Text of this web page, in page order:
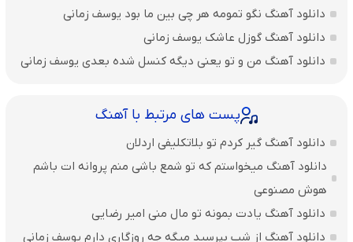
دانلود آهنگ نگو تمومه هر چی بین ما بود یوسف زمانی
دانلود آهنگ گوزل عاشک یوسف زمانی
دانلود آهنگ من و تو یعنی دیگه کنسل شده بعدی یوسف زمانی
پست های مرتبط با آهنگ
دانلود آهنگ گیر کردم تو بلاتکلیفی اردلان
دانلود آهنگ میخواستم که تو شمع باشی منم پروانه ات باشم
هوش مصنوعی
دانلود آهنگ یادت بمونه تو مال منی امیر رضایی
دانلود آهنگ از شب بپرسید میگه چه روزگاری دارم یوسف زمانی